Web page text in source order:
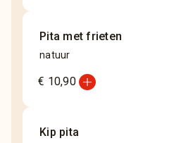
Pita met frieten
natuur
€ 10,90add_circle
Kip pita